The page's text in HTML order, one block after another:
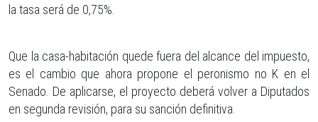
la tasa será de 0,75%.
Que la casa-habitación quede fuera del alcance del impuesto,
es el cambio que ahora propone el peronismo no K en el
Senado. De aplicarse, el proyecto deberá volver a Diputados
en segunda revisión, para su sanción definitiva.